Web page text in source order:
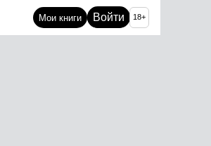
Мои книги Войти 18+